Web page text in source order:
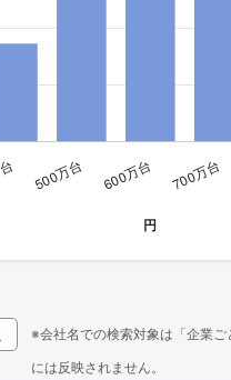
※会社名での検索対象は「企業
には反映されません。